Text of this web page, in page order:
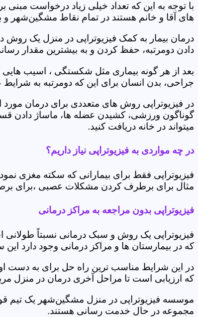
با توجه به این که تعداد خیلی زیاد درخواست
های آقا و خانم هستند در تمام نقاط مشگین‌شهر و
درمان بیمار به کمک فیزیوتراپی در منزل یک
دادن دومرتبه، حفظ کردن و به بیشترین مقدار
بعد از هر گونه بیماری مثل شکستگی ، اسیب
جراحی، بدن انسان برای این که دومرتبه به شرایط
در فیزیوتراپی روش های متعددی برای درمان مورد
گوناگون ورزشی، کشیدن عضله ها، ماساژ دادن
میتواند در خانه دریافت کنید.
در چه مواردی به فیزیوتراپی نیاز داریم؟
فیزیوتراپی فقط برای بیمارانی که سکته مغزی
مثال برای برطرف کردن مشکلات عصبی ،برای
فیزیوتراپی بدون مراجعه به مراکز درمانی
فیزیوتراپی یک روش و سبک درمانی نسبتاً
که در بیمارستان ها و مراکز درمانی وجود دارد
در این شرایط مناسب ترین راه حل برای به دست
که ارزیابی است تا مراحل آخری درمان در منزل
موسسه فیزیوتراپی در منزل مشگین‌شهر یک تیم
مجموعه در حال خدمت رسانی هستند.